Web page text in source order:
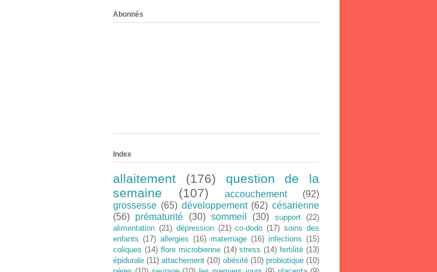
Abonnés
Index
allaitement (176)
question de la
semaine
(107) accouchement
(92)
grossesse (65) développement (62) césarienne
(56) prématurité (30) sommeil (30) support
(22)
alimentation (21) dépression (21) co-dodo (17) soins des
enfants (17) allergies (16) maternage (16) infections (15)
coliques (14) flore microbienne (14) stress (14) fertilité (13)
épidurale (11) attachement (10) obésité (10) probiotique (10)